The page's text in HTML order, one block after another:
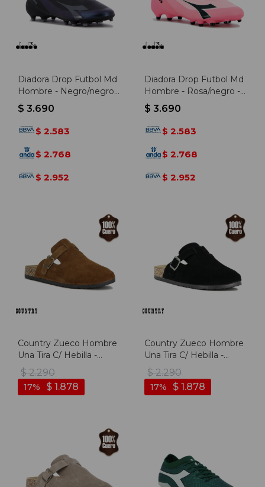
Diadora Drop Futbol Md
Hombre - Negro/negro -
Negro-negro
$ 3.690
$ 2.583
$ 2.768
$ 2.952
Diadora Drop Futbol Md
Hombre - Rosa/negro -
Rosado-negro
$ 3.690
$ 2.583
$ 2.768
$ 2.952
Country Zueco Hombre
Una Tira C/ Hebilla -
Marron - Marron
$ 2.290
$ 1.878
17
Country Zueco Hombre
Una Tira C/ Hebilla -
Negro - Negro
$ 2.290
$ 1.878
17